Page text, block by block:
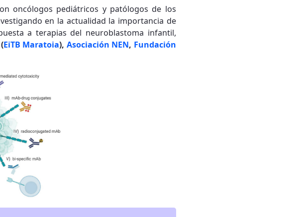
oncólogos pediátricos y patólogos de los
en la actualidad la importancia de
a terapias del neuroblastoma infantil,
(EiTB Maratoia), Asociación NEN, Fundación